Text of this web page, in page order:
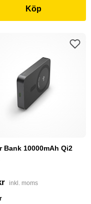
Köp
Bank 10000mAh Qi2
inkl. moms